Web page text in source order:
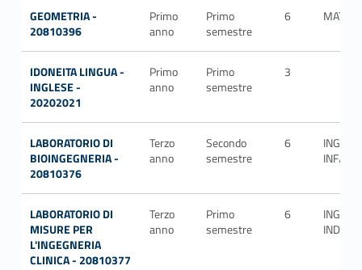
GEOMETRIA -
20810396
Primo
anno
Primo
semestre
6 MAT/03
IDONEITA LINGUA -
INGLESE -
20202021
Primo
anno
Primo
semestre
3
LABORATORIO DI
BIOINGEGNERIA -
20810376
Terzo
anno
Secondo
semestre
6
ING-
INF/06
LABORATORIO DI
MISURE PER
L'INGEGNERIA
CLINICA - 20810377
Terzo
anno
Primo
semestre
6
ING-
IND/34